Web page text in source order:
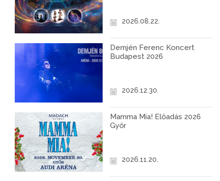
2026.08.22.
Demjén Ferenc Koncert
Budapest 2026
2026.12.30.
Mamma Mia! Előadás 2026
Győr
2026.11.20.